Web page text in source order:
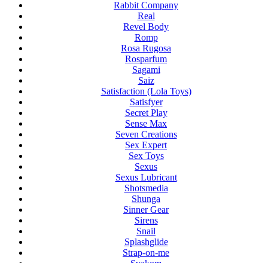
Rabbit Company
Real
Revel Body
Romp
Rosa Rugosa
Rosparfum
Sagami
Saiz
Satisfaction (Lola Toys)
Satisfyer
Secret Play
Sense Max
Seven Creations
Sex Expert
Sex Toys
Sexus
Sexus Lubricant
Shotsmedia
Shunga
Sinner Gear
Sirens
Snail
Splashglide
Strap-on-me